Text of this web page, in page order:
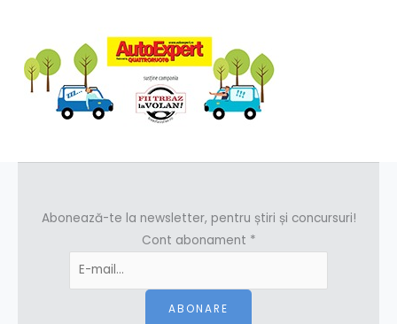
Abonează-te la newsletter, pentru știri și concursuri!
Cont abonament *
ABONARE